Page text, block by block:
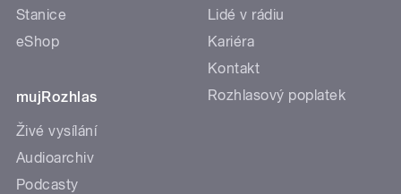
Stanice
eShop
mujRozhlas
Živé vysílání
Audioarchiv
Podcasty
Lidé v rádiu
Kariéra
Kontakt
Rozhlasový poplatek